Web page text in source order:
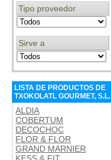
Tipo proveedor
Sirve a
LISTA DE PRODUCTOS DE
TXOKOLATL GOURMET, S.L.
ALDIA
COBERTUM
DECOCHOC
FLOR & FLOR
GRAND MARNIER